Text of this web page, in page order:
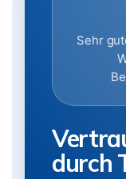
Sehr
durch